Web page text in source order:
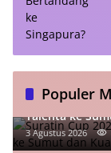
Populer
Suratin Cup
Talenta ke
3 Agustus 2026